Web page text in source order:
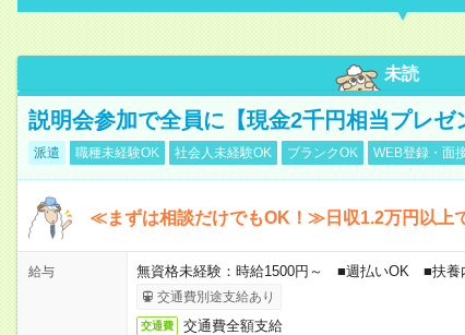
未読
説明会参加で全員に【現金2千円相当プレゼ
派遣 職種未経験OK 社会人未経験OK ブランクOK WEB登録・面
≪まずは相談だけでもOK！≫日収1.2万円以上
給与 無資格未経験：時給1500円～ ■週払いOK ■扶
交通費別途支給あり
交通費 交通費全額支給